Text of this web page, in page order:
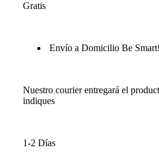
Gratis
Envío a Domicilio Be Smart!
Nuestro courier entregará el
indiques
1-2 Días